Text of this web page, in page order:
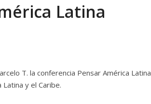
Latina
T. la conferencia Pensar América Latina
y el Caribe.